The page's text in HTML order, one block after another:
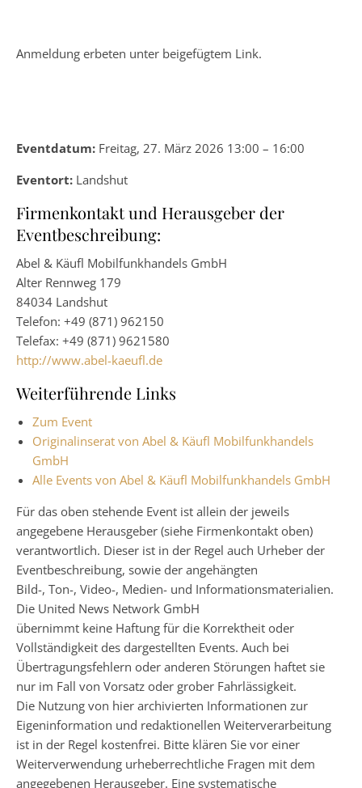
Anmeldung erbeten unter beigefügtem Link.
Eventdatum: Freitag, 27. März 2026 13:00 – 16:00
Eventort: Landshut
Firmenkontakt und Herausgeber der
Eventbeschreibung:
Abel & Käufl Mobilfunkhandels GmbH
Alter Rennweg 179
84034 Landshut
Telefon: +49 (871) 962150
Telefax: +49 (871) 9621580
http://www.abel-kaeufl.de
Weiterführende Links
Zum Event
Originalinserat von Abel & Käufl Mobilfunkhandels
GmbH
Alle Events von Abel & Käufl Mobilfunkhandels GmbH
Für das oben stehende Event ist allein der jeweils
angegebene Herausgeber (siehe Firmenkontakt oben)
verantwortlich. Dieser ist in der Regel auch Urheber der
Eventbeschreibung, sowie der angehängten
Bild-, Ton-, Video-, Medien- und Informationsmaterialien.
Die United News Network GmbH
übernimmt keine Haftung für die Korrektheit oder
Vollständigkeit des dargestellten Events. Auch bei
Übertragungsfehlern oder anderen Störungen haftet sie
nur im Fall von Vorsatz oder grober Fahrlässigkeit.
Die Nutzung von hier archivierten Informationen zur
Eigeninformation und redaktionellen Weiterverarbeitung
ist in der Regel kostenfrei. Bitte klären Sie vor einer
Weiterverwendung urheberrechtliche Fragen mit dem
angegebenen Herausgeber. Eine systematische